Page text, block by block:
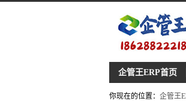
企管王ERP首页
你现在的位置： 企管王